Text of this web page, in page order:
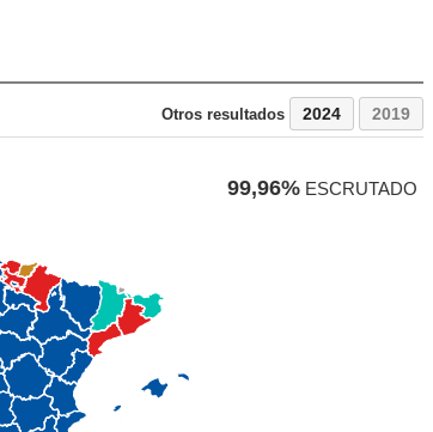
Otros resultados 2024 2019
99,96% ESCRUTADO